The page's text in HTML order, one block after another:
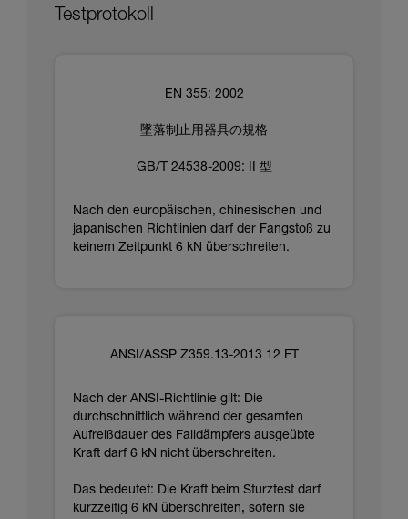
Testprotokoll
EN 355: 2002
墜落制止用器具の規格
GB/T 24538-2009: II 型
Nach den europäischen, chinesischen und
japanischen Richtlinien darf der Fangstoß zu
keinem Zeitpunkt 6 kN überschreiten.
ANSI/ASSP Z359.13-2013 12 FT
Nach der ANSI-Richtlinie gilt: Die
durchschnittlich während der gesamten
Aufreißdauer des Falldämpfers ausgeübte
Kraft darf 6 kN nicht überschreiten.
Das bedeutet: Die Kraft beim Sturztest darf
kurzzeitig 6 kN überschreiten, sofern sie